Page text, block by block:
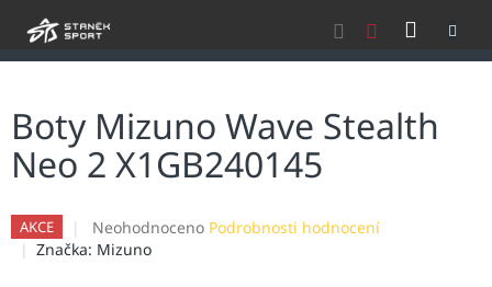
Boty Mizuno Wave Stealth
Neo 2 X1GB240145
AKCE
Průměrné
hodnocení
Neohodnoceno Podrobnosti hodnocení
Značka: Mizuno